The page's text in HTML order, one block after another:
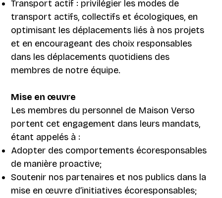
Transport actif : privilégier les modes de
transport actifs, collectifs et écologiques, en
optimisant les déplacements liés à nos projets
et en encourageant des choix responsables
dans les déplacements quotidiens des
membres de notre équipe.
Mise en œuvre
Les membres du personnel de Maison Verso
portent cet engagement dans leurs mandats,
étant appelés à :
Adopter des comportements écoresponsables
de manière proactive;
Soutenir nos partenaires et nos publics dans la
mise en œuvre d’initiatives écoresponsables;